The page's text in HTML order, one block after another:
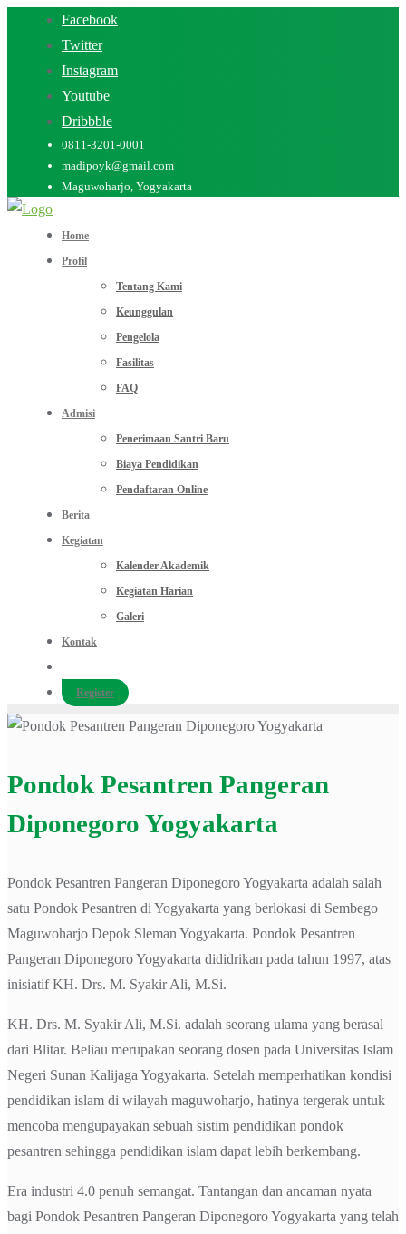
Facebook
Twitter
Instagram
Youtube
Dribbble
0811-3201-0001
madipoyk@gmail.com
Maguwoharjo, Yogyakarta
Home
Profil
Tentang Kami
Keunggulan
Pengelola
Fasilitas
FAQ
Admisi
Penerimaan Santri Baru
Biaya Pendidikan
Pendaftaran Online
Berita
Kegiatan
Kalender Akademik
Kegiatan Harian
Galeri
Kontak
Register
Pondok Pesantren Pangeran
Diponegoro Yogyakarta
Pondok Pesantren Pangeran Diponegoro Yogyakarta adalah salah
satu Pondok Pesantren di Yogyakarta yang berlokasi di Sembego
Maguwoharjo Depok Sleman Yogyakarta. Pondok Pesantren
Pangeran Diponegoro Yogyakarta dididrikan pada tahun 1997, atas
inisiatif KH. Drs. M. Syakir Ali, M.Si.
KH. Drs. M. Syakir Ali, M.Si. adalah seorang ulama yang berasal
dari Blitar. Beliau merupakan seorang dosen pada Universitas Islam
Negeri Sunan Kalijaga Yogyakarta. Setelah memperhatikan kondisi
pendidikan islam di wilayah maguwoharjo, hatinya tergerak untuk
mencoba mengupayakan sebuah sistim pendidikan pondok
pesantren sehingga pendidikan islam dapat lebih berkembang.
Era industri 4.0 penuh semangat. Tantangan dan ancaman nyata
bagi Pondok Pesantren Pangeran Diponegoro Yogyakarta yang telah